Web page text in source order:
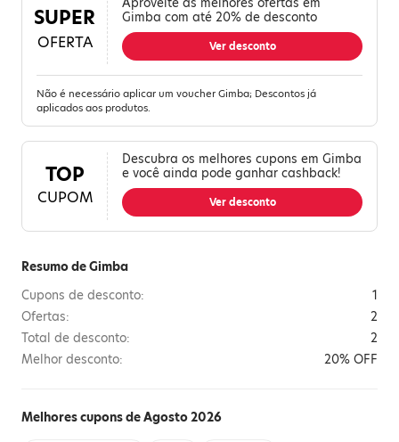
SUPER
OFERTA
Gimba com até 20% de desconto
Ver desconto
Não é necessário aplicar um voucher Gimba; Descontos já
aplicados aos produtos.
TOP
CUPOM
Descubra os melhores cupons em Gimba
e você ainda pode ganhar cashback!
Ver desconto
Resumo de Gimba
Cupons de desconto:
1
Ofertas:
2
Total de desconto:
2
Melhor desconto:
20% OFF
Melhores cupons de Agosto 2026